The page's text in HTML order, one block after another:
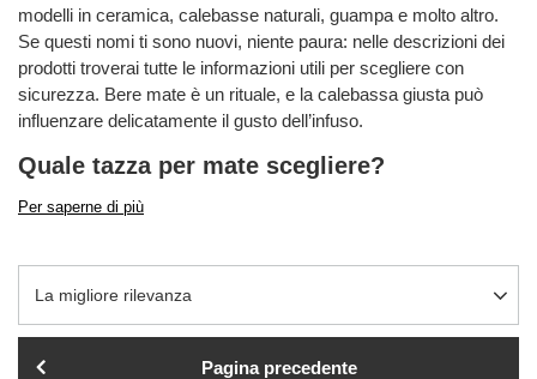
modelli in ceramica, calebasse naturali, guampa e molto altro.
Se questi nomi ti sono nuovi, niente paura: nelle descrizioni dei
prodotti troverai tutte le informazioni utili per scegliere con
sicurezza. Bere mate è un rituale, e la calebassa giusta può
influenzare delicatamente il gusto dell’infuso.
Quale tazza per mate scegliere?
Per saperne di più
Modifica ordinamento
La migliore rilevanza
Pagina precedente